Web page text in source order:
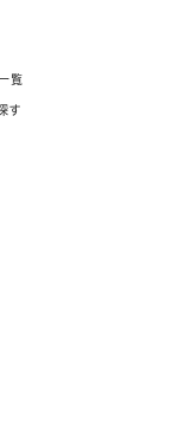
覧
す